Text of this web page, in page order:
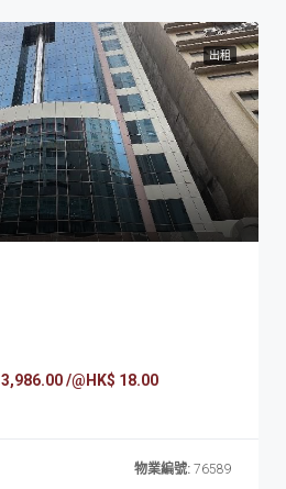
出租
/@HK$ 18.00
物業編號: 76589